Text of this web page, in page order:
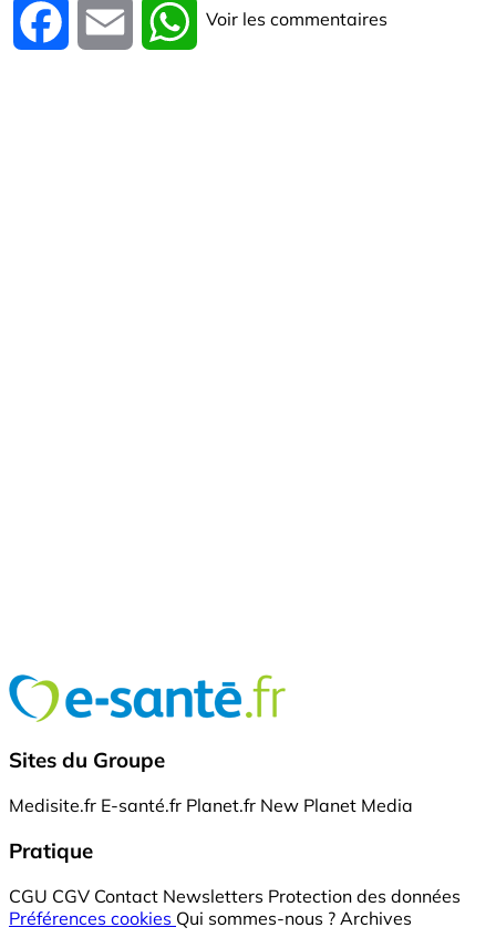
Facebook Email WhatsApp
Voir les commentaires
Sites du Groupe
Medisite.fr E-santé.fr Planet.fr New Planet Media
Pratique
CGU CGV Contact Newsletters Protection des données
Préférences cookies Qui sommes-nous ? Archives